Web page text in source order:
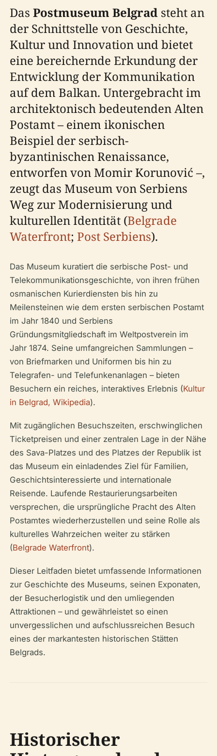
Das Postmuseum Belgrad steht an
der Schnittstelle von Geschichte,
Kultur und Innovation und bietet
eine bereichernde Erkundung der
Entwicklung der Kommunikation
auf dem Balkan. Untergebracht im
architektonisch bedeutenden Alten
Postamt – einem ikonischen
Beispiel der serbisch-
byzantinischen Renaissance,
entworfen von Momir Korunović –,
zeugt das Museum von Serbiens
Weg zur Modernisierung und
kulturellen Identität (Belgrade
Waterfront; Post Serbiens).
Das Museum kuratiert die serbische Post- und
Telekommunikationsgeschichte, von ihren frühen
osmanischen Kurierdiensten bis hin zu
Meilensteinen wie dem ersten serbischen Postamt
im Jahr 1840 und Serbiens
Gründungsmitgliedschaft im Weltpostverein im
Jahr 1874. Seine umfangreichen Sammlungen –
von Briefmarken und Uniformen bis hin zu
Telegrafen- und Telefunkenanlagen – bieten
Besuchern ein reiches, interaktives Erlebnis (Kultur
in Belgrad, Wikipedia).
Mit zugänglichen Besuchszeiten, erschwinglichen
Ticketpreisen und einer zentralen Lage in der Nähe
des Sava-Platzes und des Platzes der Republik ist
das Museum ein einladendes Ziel für Familien,
Geschichtsinteressierte und internationale
Reisende. Laufende Restaurierungsarbeiten
versprechen, die ursprüngliche Pracht des Alten
Postamtes wiederherzustellen und seine Rolle als
kulturelles Wahrzeichen weiter zu stärken
(Belgrade Waterfront).
Dieser Leitfaden bietet umfassende Informationen
zur Geschichte des Museums, seinen Exponaten,
der Besucherlogistik und den umliegenden
Attraktionen – und gewährleistet so einen
unvergesslichen und aufschlussreichen Besuch
eines der markantesten historischen Stätten
Belgrads.
Historischer